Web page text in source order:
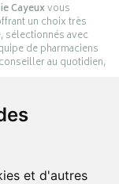
et d'autres
Cayeuxvous
un choix très
sélectionnés avec
de pharmaciens
au quotidien,
de la pharmacie
des milliers de